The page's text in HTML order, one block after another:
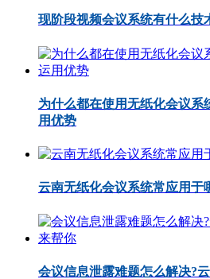
现阶段视频会议系统有什么技
为什么都在使用无纸化会议系
用优势
云南无纸化会议系统常应用于
会议信息泄露难题怎么解决?